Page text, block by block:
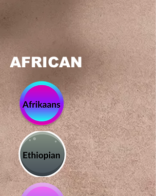
AFRICAN